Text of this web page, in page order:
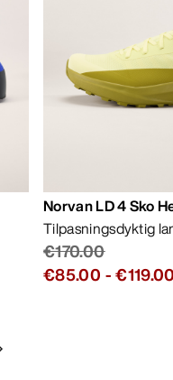
Norvan LD 4 Sko
Tilpasningsdyktig
€170.00
€85.00 -